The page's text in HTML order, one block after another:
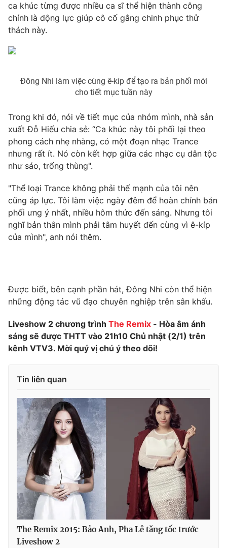
Sản phẩm
Thị trường
Tư vấn
Lịch phát sóng
Emagazine Podcast
Video Shorts video
VTV Money
VTV Sức khoẻ Bất động sản
Thị trường 24h Tấm lòng Việt
VTV9 VTV8
Theo dõi báo trên
Cơ quan chủ quản:Đài Truyền hình Việt Nam
Cơ quan báo chí:
Thời báo VTV
Giấy phép hoạt động báo in và báo điện tử số 483/GP-BTTTT
cấp ngày 29/12/2023
Tổng Biên tập:Vũ Thanh Thủy
Phó Tổng Biên tập:
Nguyễn Thị Mỹ Hạnh, Phạm Quốc Thắng,
Nguyễn Trọng Ninh
Tổng đài VTV:024.38 355 931 - 024.38 355 932
ca khúc từng được nhiều ca sĩ thể hiện thành công
chính là động lực giúp cô cố gắng chinh phục thử
thách này.
Đông Nhi làm việc cùng ê-kíp để tạo ra bản phối mới
cho tiết mục tuần này
Trong khi đó, nói về tiết mục của nhóm mình, nhà sản
xuất Đỗ Hiếu chia sẻ: “Ca khúc này tôi phối lại theo
phong cách nhẹ nhàng, có một đoạn nhạc Trance
nhưng rất ít. Nó còn kết hợp giữa các nhạc cụ dân tộc
như sáo, trống thùng".
"Thể loại Trance không phải thế mạnh của tôi nên
cũng áp lực. Tôi làm việc ngày đêm để hoàn chỉnh bản
phối ưng ý nhất, nhiều hôm thức đến sáng. Nhưng tôi
nghĩ bản thân mình phải tâm huyết đến cùng vì ê-kíp
của mình", anh nói thêm.
Được biết, bên cạnh phần hát, Đông Nhi còn thể hiện
những động tác vũ đạo chuyên nghiệp trên sân khấu.
Liveshow 2 chương trình The Remix - Hòa âm ánh
sáng sẽ được THTT vào 21h10 Chủ nhật (2/1) trên
kênh VTV3. Mời quý vị chú ý theo dõi!
Tin liên quan
The Remix 2015: Bảo Anh, Pha Lê tăng tốc trước
Liveshow 2